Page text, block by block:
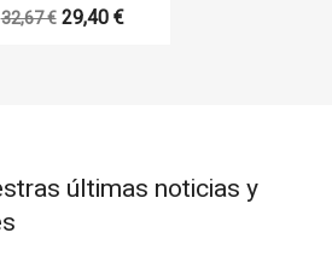
32,67 € 29,40 €
últimas noticias y